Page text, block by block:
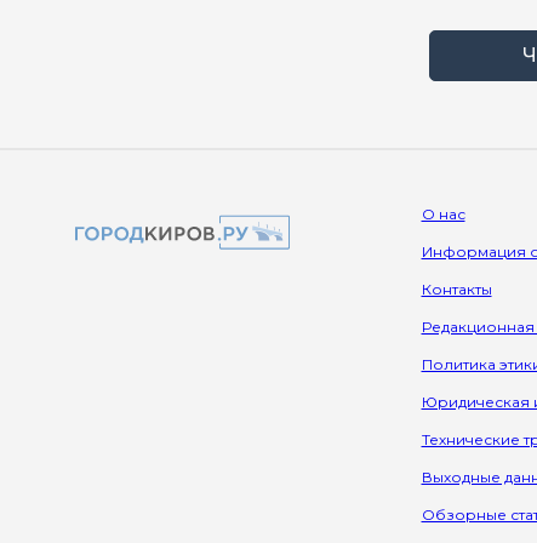
О нас
Информация
Контакты
Редакционная
Политика
Юридическая
Технические
Выходные
Обзорные